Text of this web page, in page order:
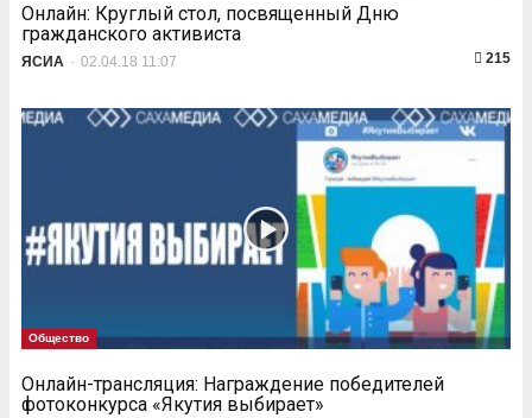
Онлайн: Круглый стол, посвященный Дню
гражданского активиста
ЯСИА - 02.04.18 11:07 215
Общество
Онлайн-трансляция: Награждение победителей
фотоконкурса «Якутия выбирает»